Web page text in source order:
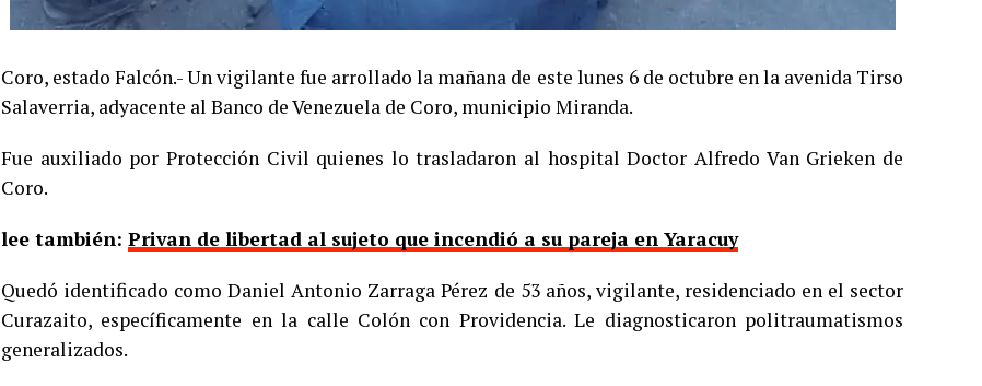
Coro, estado Falcón.- Un vigilante fue arrollado la mañana de este lunes 6 de octubre en la avenida Tirso
Salaverria, adyacente al Banco de Venezuela de Coro, municipio Miranda.
Fue auxiliado por Protección Civil quienes lo trasladaron al hospital Doctor Alfredo Van Grieken de
Coro.
lee también: Privan de libertad al sujeto que incendió a su pareja en Yaracuy
Quedó identificado como Daniel Antonio Zarraga Pérez de 53 años, vigilante, residenciado en el sector
Curazaito, específicamente en la calle Colón con Providencia. Le diagnosticaron politraumatismos
generalizados.